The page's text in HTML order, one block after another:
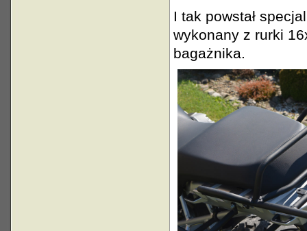
I tak powstał
wykonany z rurki
bagażnika.